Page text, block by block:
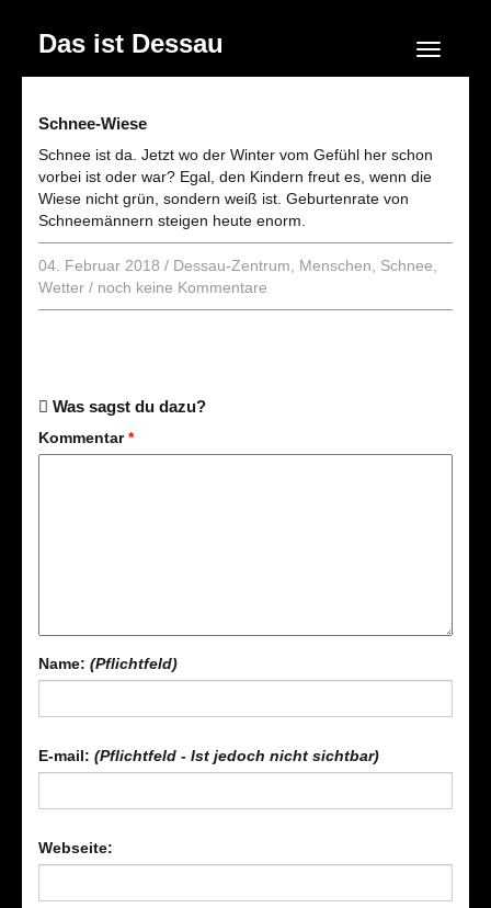
Das ist Dessau Navigation
Schnee-Wiese
Schnee ist da. Jetzt wo der Winter vom Gefühl her schon
vorbei ist oder war? Egal, den Kindern freut es, wenn die
Wiese nicht grün, sondern weiß ist. Geburtenrate von
Schneemännern steigen heute enorm.
04. Februar 2018 / Dessau-Zentrum Menschen Schnee
Wetter / noch keine Kommentare
Was sagst du dazu?
Kommentar*
Name: (Pflichtfeld)
E-mail: (Pflichtfeld - Ist jedoch nicht sichtbar)
Webseite: